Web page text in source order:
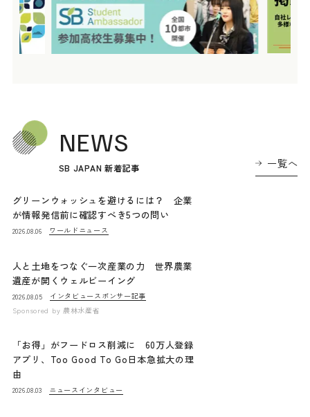
NEWS
SB JAPAN 新着記事 一覧へ
グリーンウォッシュを避けるには？ 企業
が情報発信前に確認すべき5つの問い
2026.08.06 ワールドニュース
人と土地をつなぐ一次産業の力 世界農業
遺産が開くウェルビーイング
2026.08.05 インタビュー スポンサー記事
Sponsored by 農林水産省
「お得」がフードロス削減に 60万人登録
アプリ、Too Good To Go日本急拡大の理
由
2026.08.03 ニュース インタビュー